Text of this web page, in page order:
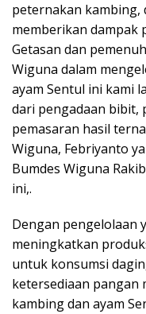
peternakan kambing,
memberikan dampak
Getasan dan
Wiguna dalam
ayam Sentul ini kami
dari pengadaan bibit,
pemasaran hasil
Wiguna, Febriyanto
Bumdes Wiguna
ini,.
Dengan pengelolaan
meningkatkan
untuk konsumsi
ketersediaan pangan
kambing dan ayam